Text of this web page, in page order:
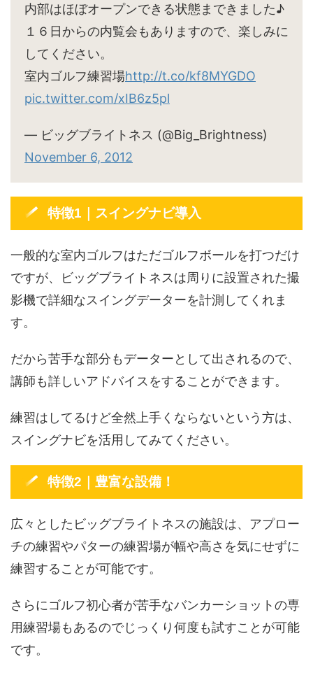
内部はほぼオープンできる状態まできました♪
１６日からの内覧会もありますので、楽しみに
してください。
室内ゴルフ練習場http://t.co/kf8MYGDO
pic.twitter.com/xIB6z5pl
— ビッグブライトネス (@Big_Brightness)
November 6, 2012
特徴1｜スイングナビ導入
一般的な室内ゴルフはただゴルフボールを打つだけ
ですが、ビッグブライトネスは周りに設置された撮
影機で詳細なスイングデーターを計測してくれま
す。
だから苦手な部分もデーターとして出されるので、
講師も詳しいアドバイスをすることができます。
練習はしてるけど全然上手くならないという方は、
スイングナビを活用してみてください。
特徴2｜豊富な設備！
広々としたビッグブライトネスの施設は、アプロー
チの練習やパターの練習場が幅や高さを気にせずに
練習することが可能です。
さらにゴルフ初心者が苦手なバンカーショットの専
用練習場もあるのでじっくり何度も試すことが可能
です。